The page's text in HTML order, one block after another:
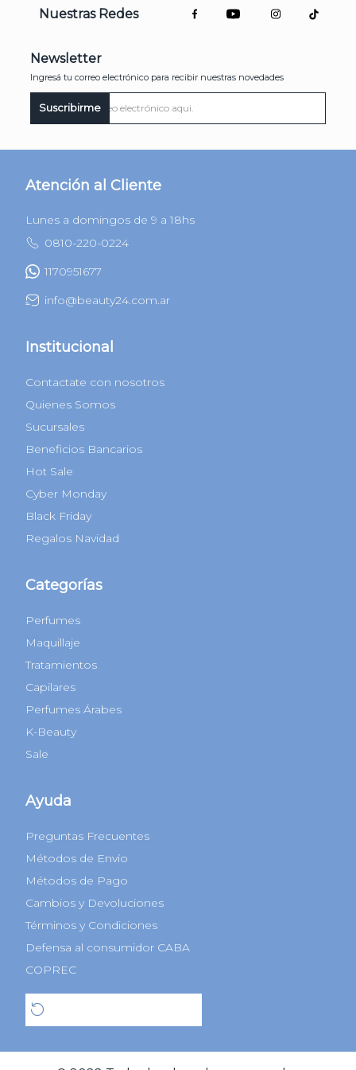
TODO LO QUE TE GUSTA ESTÁ EN
BEAUTY 24
Nuestras Redes
Newsletter
Suscribirme
Atención al Cliente
Lunes a domingos de 9 a 18hs
0810-220-0224
info@beauty24.com.ar
Institucional
Contactate con nosotros
Quienes Somos
Sucursales
Beneficios Bancarios
Hot Sale
Cyber Monday
Black Friday
Perfumes
Maquillaje
Tratamientos
Capilares
Perfumes Árabes
K-Beauty